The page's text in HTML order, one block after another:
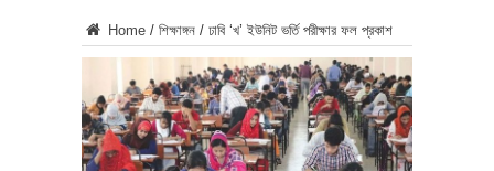
Home / শিক্ষাঙ্গন / ঢাবি ‘খ’ ইউনিট ভর্তি পরীক্ষার ফল প্রকাশ